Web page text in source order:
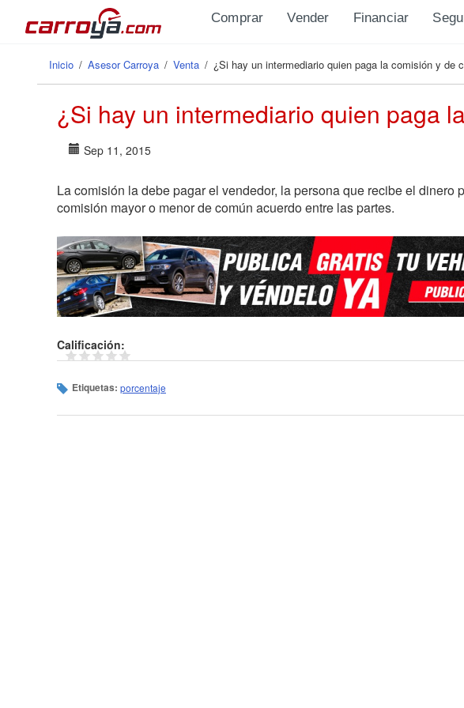
Pasar al contenido principal
Comprar Vender Financiar
Se encuentra usted aquí
Inicio / Asesor Carroya / Venta / ¿Si hay un intermediario quien paga la comisión y de
¿Si hay un intermediario quien paga
Sep 11, 2015
La comisión la debe pagar el vendedor, la persona que recibe el
comisión mayor o menor de común acuerdo entre las partes.
Calificación:
Etiquetas: porcentaje